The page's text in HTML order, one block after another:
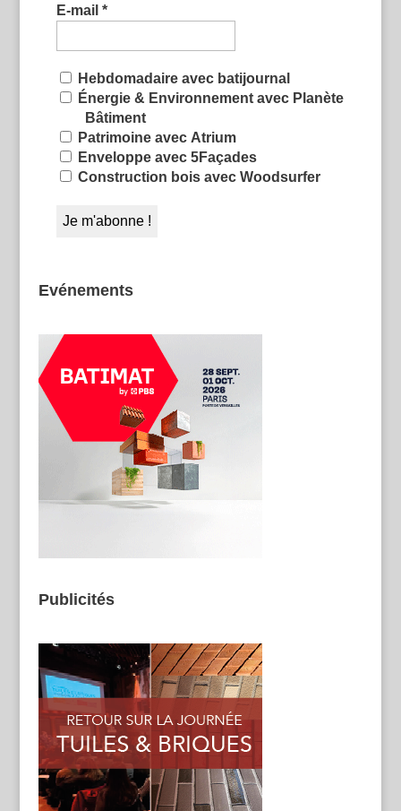
E-mail *
Hebdomadaire avec batijournal
Énergie & Environnement avec Planète
Bâtiment
Patrimoine avec Atrium
Enveloppe avec 5Façades
Construction bois avec Woodsurfer
Evénements
Publicités